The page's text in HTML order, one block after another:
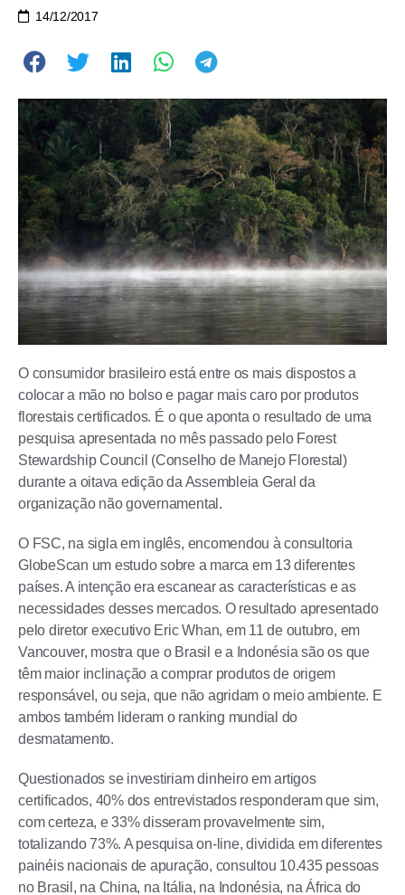
14/12/2017
O consumidor brasileiro está entre os mais dispostos a
colocar a mão no bolso e pagar mais caro por produtos
florestais certificados. É o que aponta o resultado de uma
pesquisa apresentada no mês passado pelo Forest
Stewardship Council (Conselho de Manejo Florestal)
durante a oitava edição da Assembleia Geral da
organização não governamental.
O FSC, na sigla em inglês, encomendou à consultoria
GlobeScan um estudo sobre a marca em 13 diferentes
países. A intenção era escanear as características e as
necessidades desses mercados. O resultado apresentado
pelo diretor executivo Eric Whan, em 11 de outubro, em
Vancouver, mostra que o Brasil e a Indonésia são os que
têm maior inclinação a comprar produtos de origem
responsável, ou seja, que não agridam o meio ambiente. E
ambos também lideram o ranking mundial do
desmatamento.
Questionados se investiriam dinheiro em artigos
certificados, 40% dos entrevistados responderam que sim,
com certeza, e 33% disseram provavelmente sim,
totalizando 73%. A pesquisa on-line, dividida em diferentes
painéis nacionais de apuração, consultou 10.435 pessoas
no Brasil, na China, na Itália, na Indonésia, na África do